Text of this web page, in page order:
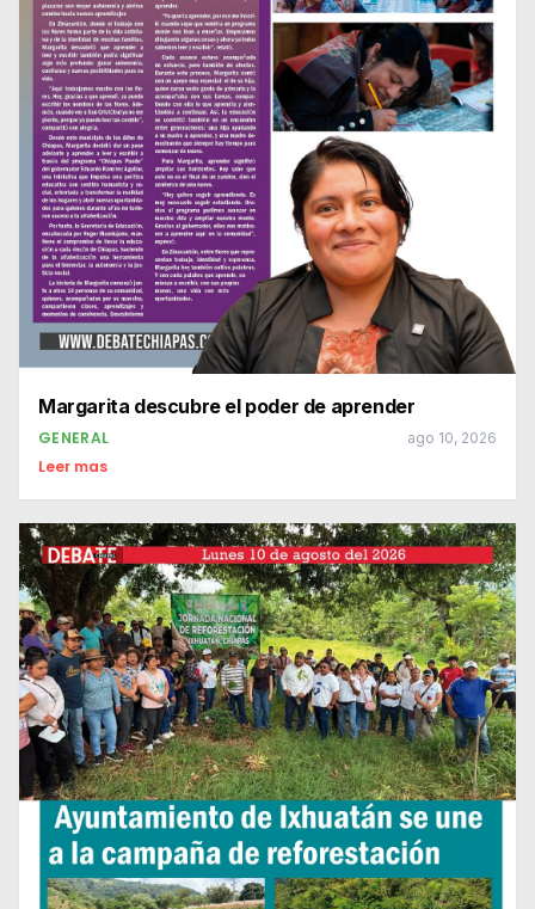
Margarita descubre el poder de aprender
GENERAL ago 10, 2026
Leer mas